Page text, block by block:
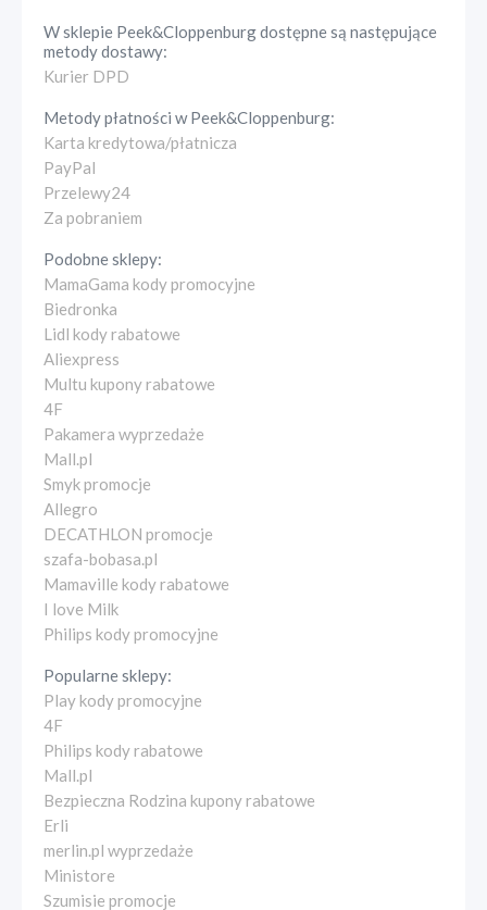
W sklepie Peek&Cloppenburgdostępne są następujące
metody dostawy:
Kurier DPD
Metody płatności wPeek&Cloppenburg:
Karta kredytowa/płatnicza
PayPal
Przelewy24
Za pobraniem
Podobne sklepy:
MamaGama kody promocyjne
Biedronka
Lidl kody rabatowe
Aliexpress
Multu kupony rabatowe
4F
Pakamera wyprzedaże
Mall.pl
Smyk promocje
Allegro
DECATHLON promocje
szafa-bobasa.pl
Mamaville kody rabatowe
I love Milk
Philips kody promocyjne
Popularne sklepy:
Play kody promocyjne
4F
Philips kody rabatowe
Mall.pl
Bezpieczna Rodzina kupony rabatowe
Erli
merlin.pl wyprzedaże
Ministore
Szumisie promocje